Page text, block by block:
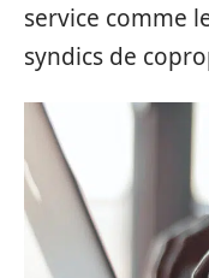
service comme
syndics de